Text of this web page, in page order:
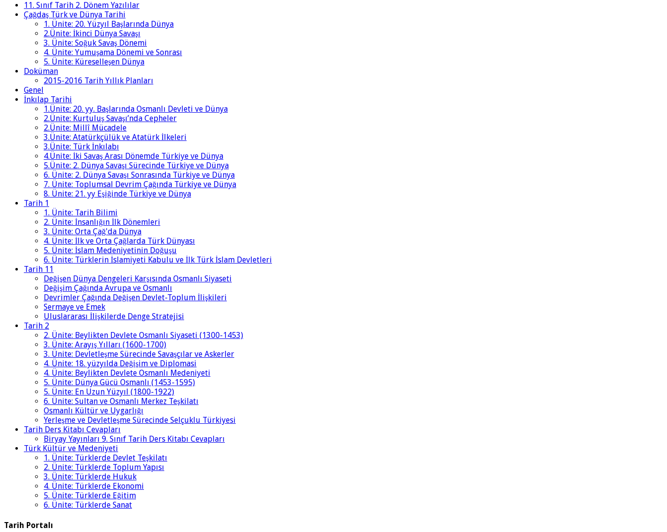
11. Sınıf Tarih 2. Dönem Yazılılar
Çağdaş Türk ve Dünya Tarihi
1. Ünite: 20. Yüzyıl Başlarında Dünya
2.Ünite: İkinci Dünya Savaşı
3. Ünite: Soğuk Savaş Dönemi
4. Ünite: Yumuşama Dönemi ve Sonrası
5. Ünite: Küreselleşen Dünya
Doküman
2015-2016 Tarih Yıllık Planları
Genel
İnkılap Tarihi
1.Ünite: 20. yy. Başlarında Osmanlı Devleti ve Dünya
2.Ünite: Kurtuluş Savaşı’nda Cepheler
2.Ünite: Millî Mücadele
3.Ünite: Atatürkçülük ve Atatürk İlkeleri
3.Ünite: Türk İnkılabı
4.Ünite: İki Savaş Arası Dönemde Türkiye ve Dünya
5.Ünite: 2. Dünya Savaşı Sürecinde Türkiye ve Dünya
6. Ünite: 2. Dünya Savaşı Sonrasında Türkiye ve Dünya
7. Ünite: Toplumsal Devrim Çağında Türkiye ve Dünya
8. Ünite: 21. yy Eşiğinde Türkiye ve Dünya
Tarih 1
1. Ünite: Tarih Bilimi
2. Ünite: İnsanlığın İlk Dönemleri
3. Ünite: Orta Çağ'da Dünya
4. Ünite: İlk ve Orta Çağlarda Türk Dünyası
5. Ünite: İslam Medeniyetinin Doğuşu
6. Ünite: Türklerin İslamiyeti Kabulu ve İlk Türk İslam Devletleri
Tarih 11
Değişen Dünya Dengeleri Karşısında Osmanlı Siyaseti
Değişim Çağında Avrupa ve Osmanlı
Devrimler Çağında Değişen Devlet-Toplum İlişkileri
Sermaye ve Emek
Uluslararası İlişkilerde Denge Stratejisi
Tarih 2
2. Ünite: Beylikten Devlete Osmanlı Siyaseti (1300-1453)
3. Ünite: Arayış Yılları (1600-1700)
3. Ünite: Devletleşme Sürecinde Savaşçılar ve Askerler
4. Ünite: 18. yüzyılda Değişim ve Diplomasi
4. Ünite: Beylikten Devlete Osmanlı Medeniyeti
5. Ünite: Dünya Gücü Osmanlı (1453-1595)
5. Ünite: En Uzun Yüzyıl (1800-1922)
6. Ünite: Sultan ve Osmanlı Merkez Teşkilatı
Osmanlı Kültür ve Uygarlığı
Yerleşme ve Devletleşme Sürecinde Selçuklu Türkiyesi
Tarih Ders Kitabı Cevapları
Biryay Yayınları 9. Sınıf Tarih Ders Kitabı Cevapları
Türk Kültür ve Medeniyeti
1. Ünite: Türklerde Devlet Teşkilatı
2. Ünite: Türklerde Toplum Yapısı
3. Ünite: Türklerde Hukuk
4. Ünite: Türklerde Ekonomi
5. Ünite: Türklerde Eğitim
6. Ünite: Türklerde Sanat
Tarih Portalı